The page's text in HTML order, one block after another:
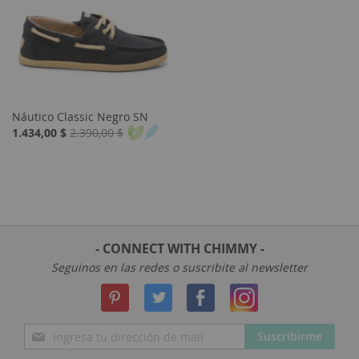
Náutico Classic Negro SN
Special
1.434,00 $ 2.390,00 $
- CONNECT WITH CHIMMY -
Seguinos en las redes o suscribite al newsletter
Inscríbase
a
Suscribirme